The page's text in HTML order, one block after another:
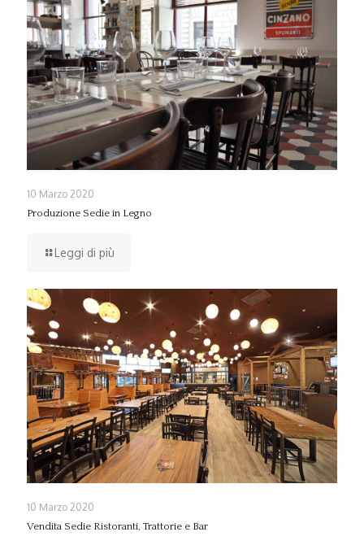
10 Marzo 2020
Produzione Sedie in Legno
Leggi di più
10 Marzo 2020
Vendita Sedie Ristoranti, Trattorie e Bar